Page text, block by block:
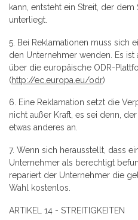
kann, entsteht ein Streit, der
unterliegt.
5. Bei Reklamationen muss sich
den Unternehmer wenden. Es
über die europäische ODR-
(http://ec.europa.eu/odr)
6. Eine Reklamation setzt die
nicht außer Kraft, es sei denn,
etwas anderes an.
7. Wenn sich herausstellt, dass
Unternehmer als berechtigt
repariert der Unternehmer die
Wahl kostenlos.
ARTIKEL 14 - STREITIGKEITEN